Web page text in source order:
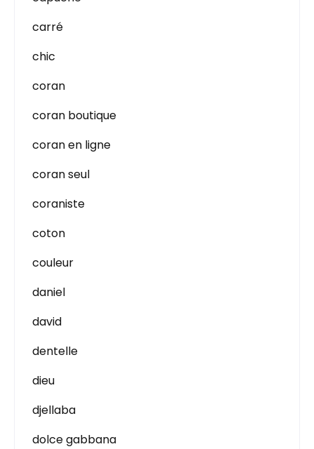
carré
chic
coran
coran boutique
coran en ligne
coran seul
coraniste
coton
couleur
daniel
david
dentelle
dieu
djellaba
dolce gabbana